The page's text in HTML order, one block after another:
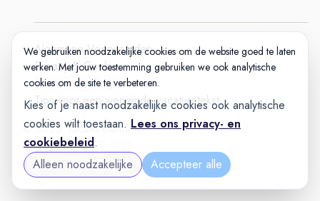
© 2025 Vacatureland
Build:20260727-1227
Algemene Voorwaarden
Privacy & Cookie
Cookie-instellingen
Tips voor een wervende vacaturetekst
We gebruiken noodzakelijke cookies om de website goed te laten
werken. Met jouw toestemming gebruiken we ook analytische
cookies om de site te verbeteren.
Kies of je naast noodzakelijke cookies ook analytische
cookies wilt toestaan. Lees ons privacy- en
cookiebeleid.
Alleen noodzakelijke
Accepteer alle